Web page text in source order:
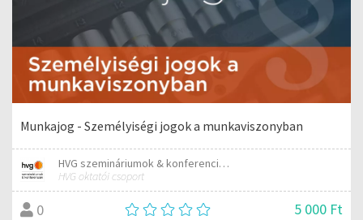
Munkajog - Személyiségi jogok a munkaviszonyban
HVG szemináriumok & konferenciák
HVG oktatói csoport
0 5 000 Ft